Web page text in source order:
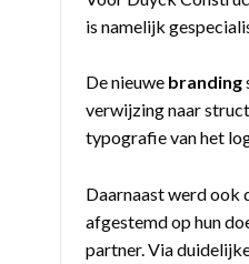
is namelijk
De nieuwe branding
verwijzing naar
typografie van het
Daarnaast werd ook
afgestemd op hun
partner. Via